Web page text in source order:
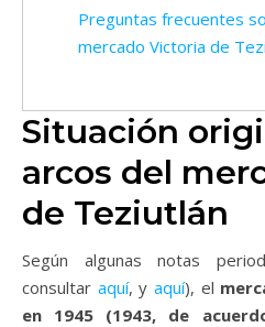
Preguntas frecuentes
mercado Victoria de
Situación
arcos del
de Teziutlán
Según algunas notas
consultar aquí, y aquí), el
en 1945 (1943, de